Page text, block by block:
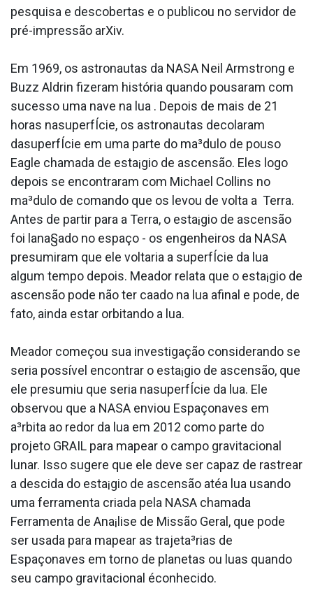
pesquisa e descobertas e o publicou no servidor de
pré-impressão arXiv.
Em 1969, os astronautas da NASA Neil Armstrong e
Buzz Aldrin fizeram história quando pousaram com
sucesso uma nave na lua . Depois de mais de 21
horas nasuperfÍcie, os astronautas decolaram
dasuperfÍcie em uma parte do ma³dulo de pouso
Eagle chamada de esta¡gio de ascensão. Eles logo
depois se encontraram com Michael Collins no
ma³dulo de comando que os levou de volta a Terra.
Antes de partir para a Terra, o esta¡gio de ascensão
foi lana§ado no espaço - os engenheiros da NASA
presumiram que ele voltaria a superfÍcie da lua
algum tempo depois. Meador relata que o esta¡gio de
ascensão pode não ter caa­do na lua afinal e pode, de
fato, ainda estar orbitando a lua.
Meador começou sua investigação considerando se
seria possí­vel encontrar o esta¡gio de ascensão, que
ele presumiu que seria nasuperfÍcie da lua. Ele
observou que a NASA enviou Espaçonaves em
a³rbita ao redor da lua em 2012 como parte do
projeto GRAIL para mapear o campo gravitacional
lunar. Isso sugere que ele deve ser capaz de rastrear
a descida do esta¡gio de ascensão atéa lua usando
uma ferramenta criada pela NASA chamada
Ferramenta de Ana¡lise de Missão Geral, que pode
ser usada para mapear as trajeta³rias de
Espaçonaves em torno de planetas ou luas quando
seu campo gravitacional éconhecido.